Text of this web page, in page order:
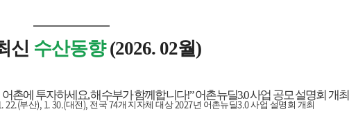
신 수산동향(2026. 02월)
어촌에 투자하세요,해수부가 함께합니다!”어촌뉴딜3.0사업 공모 설명회 개최
22.(부산), 1. 30.(대전),전국 74개 지자체 대상2027년 어촌뉴딜3.0사업 설명회 개최